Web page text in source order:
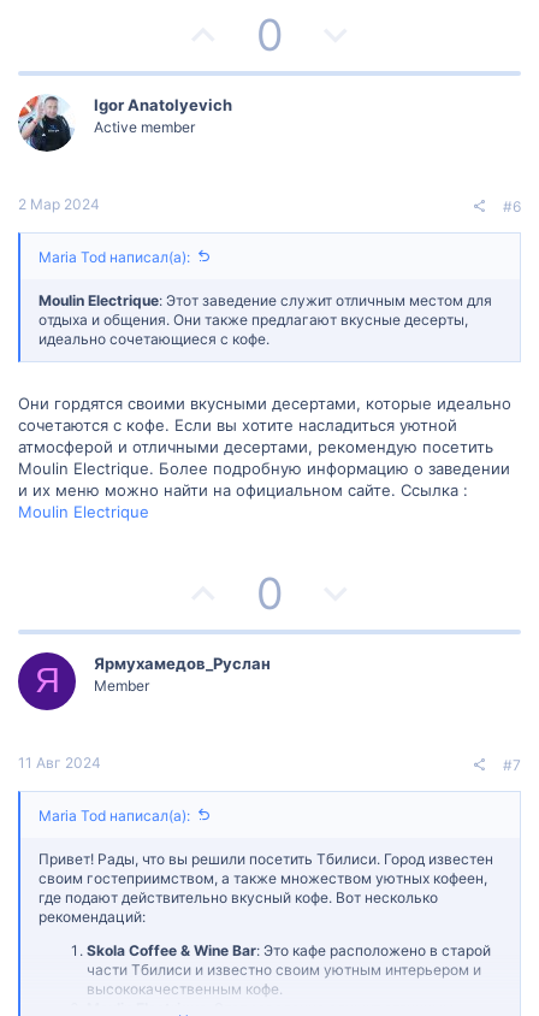
с
с
о
з
и
в
н
ы
й
г
о
с
0
е
и
в
н
ы
й
г
о
с
Igor Anatolyevich
Active member
2 Мар 2024 #6
Maria Tod написал(а):
Moulin Electrique: Этот заведение служит отличным местом для
отдыха и общения. Они также предлагают вкусные десерты,
идеально сочетающиеся с кофе.
Они гордятся своими вкусными десертами, которые идеально
сочетаются с кофе. Если вы хотите насладиться уютной
атмосферой и отличными десертами, рекомендую посетить
Moulin Electrique. Более подробную информацию о заведении
и их меню можно найти на официальном сайте. Ссылка :
Moulin Electrique
о
з
и
в
н
ы
й
0
е
и
в
н
ы
й
Я Ярмухамедов_Руслан
Member
11 Авг 2024 #7
Maria Tod написал(а):
Привет! Рады, что вы решили посетить Тбилиси. Город известен
своим гостеприимством, а также множеством уютных кофеен,
где подают действительно вкусный кофе. Вот несколько
рекомендаций:
Skola Coffee & Wine Bar: Это кафе расположено в старой
части Тбилиси и известно своим уютным интерьером и
высококачественным кофе.